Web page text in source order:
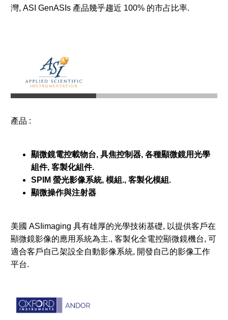
灣, ASI GenASIs 產品幾乎趨近 100% 的市占比率.
產品 :
顯微鏡電控載物台, 具焦控制器, 各種顯微鏡用光學
組件, 客製化組件.
SPIM 螢光影像系統, 模組., 客製化模組.
顯微操作與注射器
美國 ASIimaging 具有雄厚的光學技術基礎, 以提供客戶在
顯微鏡影像的應用系統為主., 客製化全電控顯微鏡機台, 可
適合客戶自己架設全自動影像系統, 開發自己的影像工作
平台.